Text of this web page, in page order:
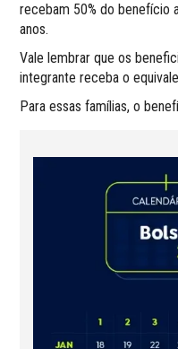
recebam 50% do benefício
anos.
Vale lembrar que os
integrante receba o
Para essas famílias, o